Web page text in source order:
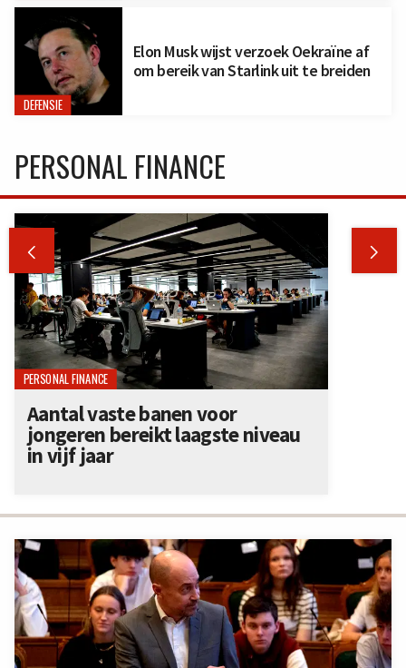
DEFENSIE
Elon Musk wijst verzoek Oekraïne af
om bereik van Starlink uit te breiden
PERSONAL FINANCE
 
PERSONAL FINANCE
Aantal vaste banen voor
jongeren bereikt laagste niveau
in vijf jaar